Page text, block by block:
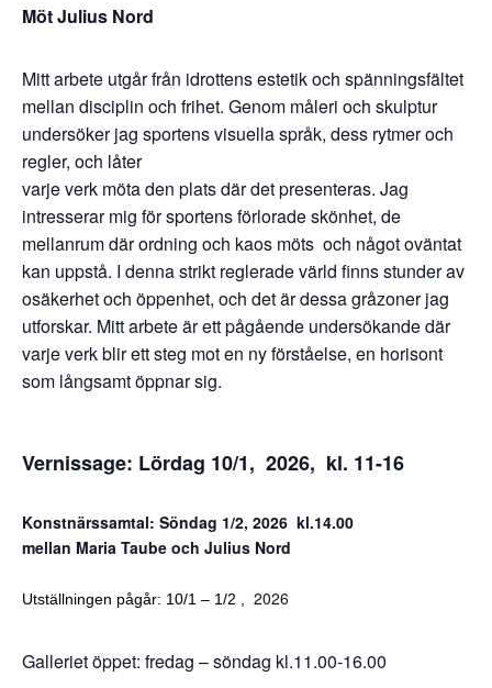
Möt Julius Nord
Mitt arbete utgår från idrottens estetik och spänningsfältet
mellan disciplin och frihet. Genom måleri och skulptur
undersöker jag sportens visuella språk, dess rytmer och
regler, och låter
varje verk möta den plats där det presenteras. Jag
intresserar mig för sportens förlorade skönhet, de
mellanrum där ordning och kaos möts och något oväntat
kan uppstå. I denna strikt reglerade värld finns stunder av
osäkerhet och öppenhet, och det är dessa gråzoner jag
utforskar. Mitt arbete är ett pågående undersökande där
varje verk blir ett steg mot en ny förståelse, en horisont
som långsamt öppnar sig.
Vernissage: Lördag 10/1, 2026, kl. 11-16
Konstnärssamtal: Söndag 1/2, 2026 kl.14.00
mellan Maria Taube och Julius Nord
Utställningen pågår: 10/1 – 1/2 2026
Galleriet öppet: fredag – söndag kl.11.00-16.00